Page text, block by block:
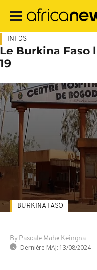
contenu
INFOS
Le Burkina Faso
19
By Pascale Mahe Keingna
Dernière MAJ: 13/08/2024
BURKINA FASO